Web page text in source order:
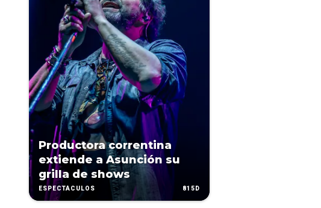
Productora correntina
extiende a Asunción su
grilla de shows
ESPECTÁCULOS 815D